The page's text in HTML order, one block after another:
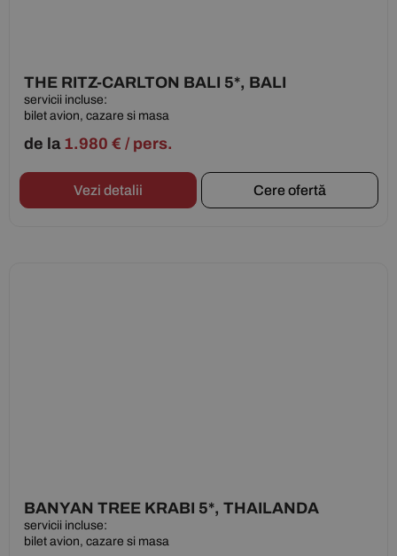
THE RITZ-CARLTON BALI 5*, BALI
servicii incluse:
bilet avion, cazare si masa
de la 1.980 € / pers.
Vezi detalii Cere ofertă
BANYAN TREE KRABI 5*, THAILANDA
servicii incluse:
bilet avion, cazare si masa